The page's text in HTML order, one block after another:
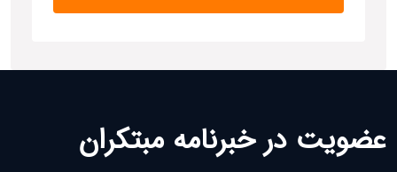
عضویت در خبرنامه مبتکران